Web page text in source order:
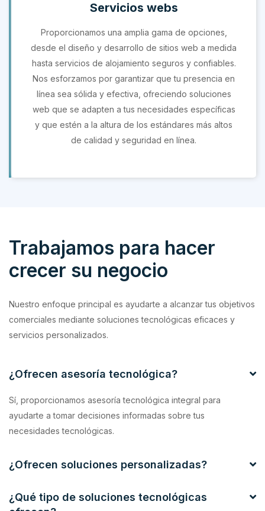
Servicios webs
Proporcionamos una amplia gama de opciones,
desde el diseño y desarrollo de sitios web a medida
hasta servicios de alojamiento seguros y confiables.
Nos esforzamos por garantizar que tu presencia en
línea sea sólida y efectiva, ofreciendo soluciones
web que se adapten a tus necesidades específicas
y que estén a la altura de los estándares más altos
de calidad y seguridad en línea.
Trabajamos para hacer
crecer su negocio
Nuestro enfoque principal es ayudarte a alcanzar tus objetivos
comerciales mediante soluciones tecnológicas eficaces y
servicios personalizados.
¿Ofrecen asesoría tecnológica?
Sí, proporcionamos asesoría tecnológica integral para
ayudarte a tomar decisiones informadas sobre tus
necesidades tecnológicas.
¿Ofrecen soluciones personalizadas?
¿Qué tipo de soluciones tecnológicas